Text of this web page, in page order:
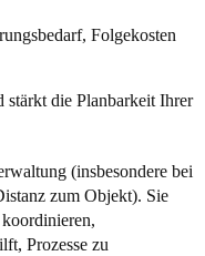
Folgekosten
stärkt die Planbarkeit Ihrer
(insbesondere bei
zum Objekt). Sie
Prozesse zu